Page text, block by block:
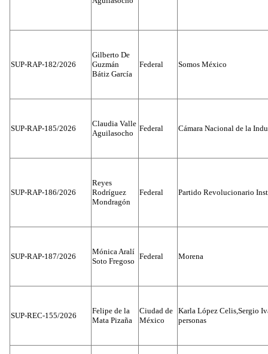
SUP-RAP-182/2026
Gilberto De
Guzmán
Bátiz García
Federal Somos México
SUP-RAP-185/2026
Claudia Valle
Aguilasocho
Federal Cámara Nacional de la
SUP-RAP-186/2026
Reyes
Rodríguez
Mondragón
Federal Partido Revolucionario
SUP-RAP-187/2026
Mónica Aralí
Soto Fregoso
Federal Morena
SUP-REC-155/2026
Felipe de la
Mata Pizaña
Ciudad de
México
Karla López Celis,Sergio
personas